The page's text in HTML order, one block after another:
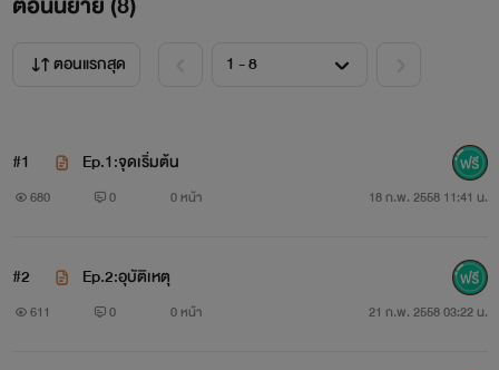
ตอนแรกสุด
#1 Ep.1:จุดเริ่มต้น
680 0 0 หน้า 18 ก.พ. 2558 11:41 น.
#2 Ep.2:อุบัติเหตุ
611 0 0 หน้า 21 ก.พ. 2558 03:22 น.